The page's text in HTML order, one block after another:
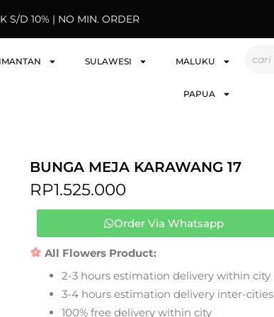
S/D 10% | NO MIN. ORDER
SULAWESI MALUKU
PAPUA
BUNGA MEJA KARAWANG 17
RP1.525.000
Order Via Whatsapp
All Flowers Product:
2-3 hours estimation delivery within city
3-4 hours estimation delivery inter-cities
100% free delivery within city